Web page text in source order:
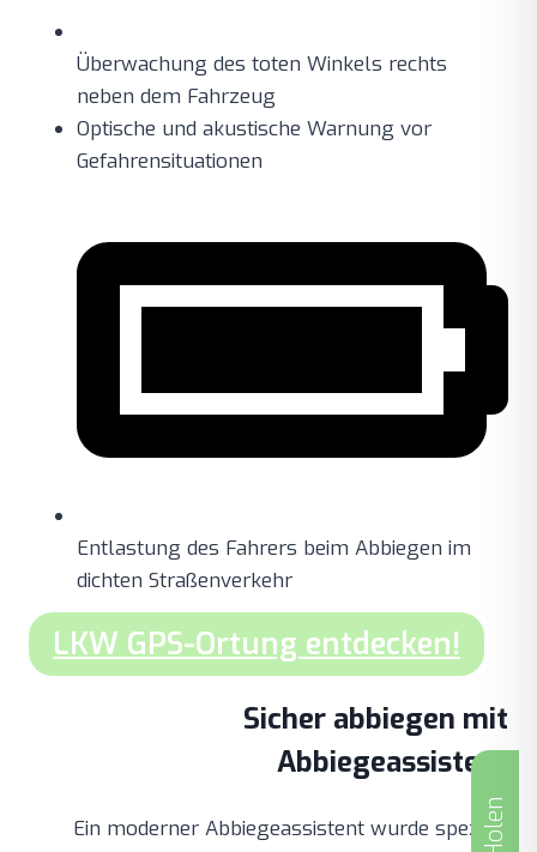
Überwachung des toten Winkels rechts
neben dem Fahrzeug
Optische und akustische Warnung vor
Gefahrensituationen
Entlastung des Fahrers beim Abbiegen im
dichten Straßenverkehr
LKW GPS-Ortung entdecken!
Sicher abbiegen mit
Abbiegeassistent
Ein moderner Abbiegeassistent wurde speziell